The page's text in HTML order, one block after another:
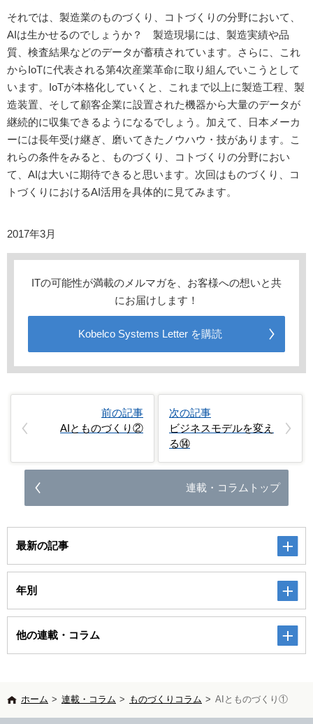
それでは、製造業のものづくり、コトづくりの分野において、
AIは生かせるのでしょうか？ 製造現場には、製造実績や品
質、検査結果などのデータが蓄積されています。さらに、これ
からIoTに代表される第4次産業革命に取り組んでいこうとして
います。IoTが本格化していくと、これまで以上に製造工程、製
造装置、そして顧客企業に設置された機器から大量のデータが
継続的に収集できるようになるでしょう。加えて、日本メーカ
ーには長年受け継ぎ、磨いてきたノウハウ・技があります。こ
れらの条件をみると、ものづくり、コトづくりの分野におい
て、AIは大いに期待できると思います。次回はものづくり、コ
トづくりにおけるAI活用を具体的に見てみます。
2017年3月
ITの可能性が満載のメルマガを、お客様への想いと共
にお届けします！
Kobelco Systems Letter を購読
前の記事
AIとものづくり②
次の記事
ビジネスモデルを変え
る⑭
連載・コラムトップ
最新の記事
年別
他の連載・コラム
ホーム > 連載・コラム > ものづくりコラム > AIとものづくり①